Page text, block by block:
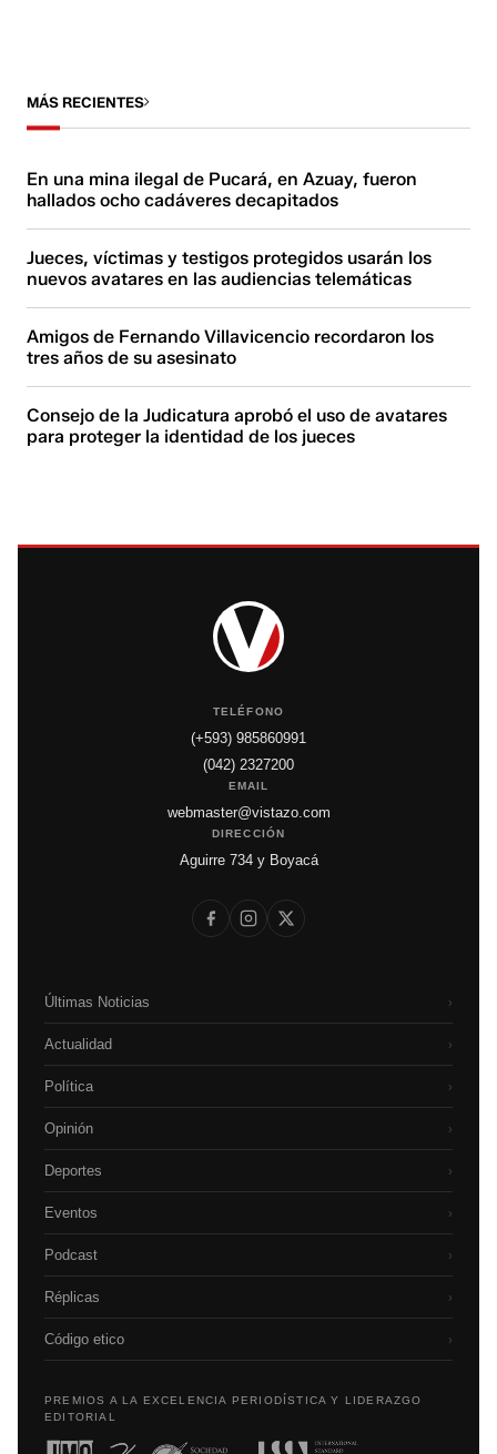
MÁS RECIENTES
En una mina ilegal de Pucará, en Azuay, fueron
hallados ocho cadáveres decapitados
Jueces, víctimas y testigos protegidos usarán los
nuevos avatares en las audiencias telemáticas
Amigos de Fernando Villavicencio recordaron los
tres años de su asesinato
Consejo de la Judicatura aprobó el uso de avatares
para proteger la identidad de los jueces
TELÉFONO
(+593) 985860991
(042) 2327200
EMAIL
webmaster@vistazo.com
DIRECCIÓN
Aguirre 734 y Boyacá
Últimas Noticias ›
Actualidad ›
Política ›
Opinión ›
Deportes ›
Eventos ›
Podcast ›
Réplicas ›
Código etico ›
PREMIOS A LA EXCELENCIA PERIODÍSTICA Y LIDERAZGO
EDITORIAL